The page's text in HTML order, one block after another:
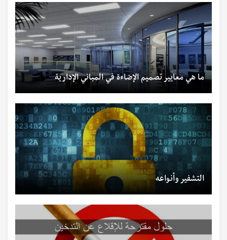
ما هي معايير تصميم الإضاءة في المباني الإدارية
التشفير وأنواعه